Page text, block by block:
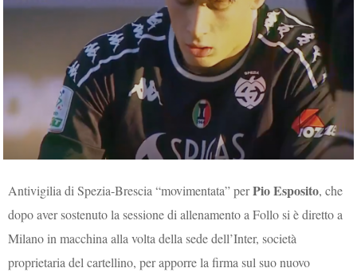
Antivigilia di Spezia-Brescia “movimentata” perPio Esposito, che
dopo aver sostenuto la sessione di allenamento a Follo si è diretto a
Milano in macchina alla volta della sede dell’Inter, società
proprietaria del cartellino, per apporre la firma sul suo nuovo